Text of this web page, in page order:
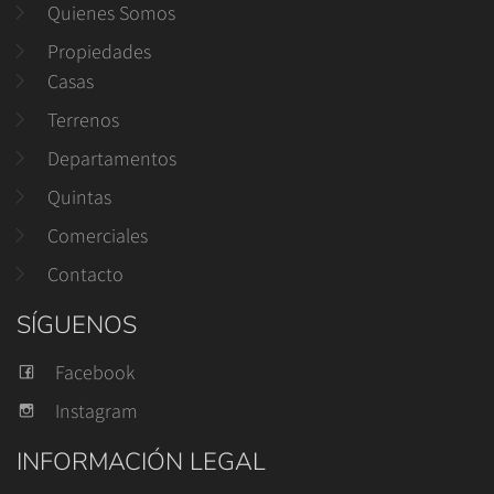
Quienes Somos
Propiedades
Casas
Terrenos
Departamentos
Quintas
Comerciales
Contacto
SÍGUENOS
Facebook
Instagram
INFORMACIÓN LEGAL